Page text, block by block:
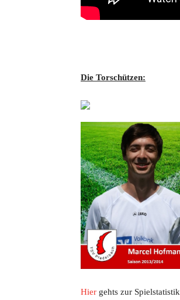
Die Torschützen:
Hier gehts zur Spielstatistik